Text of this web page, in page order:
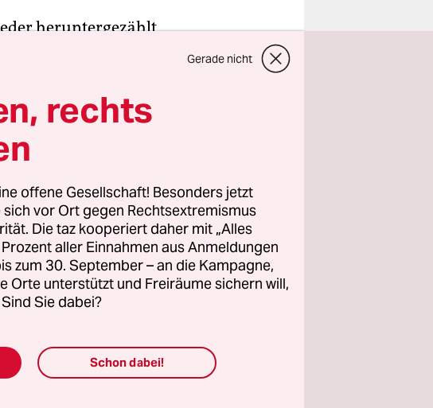
heruntergezählt
der Olympischen
von diesem
der Hashtag in
begleitet
Jahr ist
die
mit dem
klingt das so:
Ausdauer und
zu den
„Berlin 1936 hat
zur Schale
Gerade nicht
rechts
offene Gesellschaft! Besonders jetzt
vor Ort gegen Rechtsextremismus
Die taz kooperiert daher mit „Alles
aller Einnahmen aus Anmeldungen
zum 30. September – an die Kampagne,
Orte unterstützt und Freiräume sichern will,
Sie dabei?
Schon dabei!